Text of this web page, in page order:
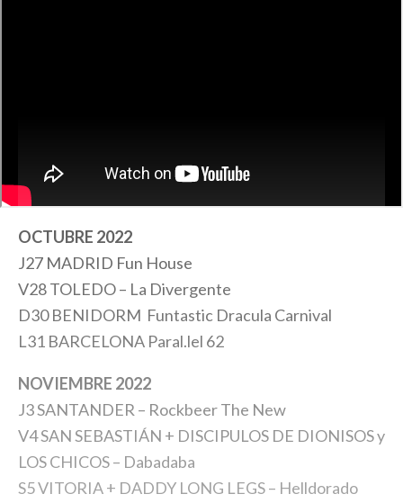
OCTUBRE 2022
J27 MADRID Fun House
V28 TOLEDO – La Divergente
D30 BENIDORM Funtastic Dracula Carnival
L31 BARCELONA Paral.lel 62
NOVIEMBRE 2022
J3 SANTANDER – Rockbeer The New
V4 SAN SEBASTIÁN + DISCIPULOS DE DIONISOS y
LOS CHICOS – Dabadaba
S5 VITORIA + DADDY LONG LEGS – Helldorado